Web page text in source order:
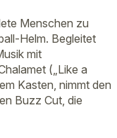
Menschen zu
Helm. Begleitet
mit
(„Like a
Kasten, nimmt den
Buzz Cut, die